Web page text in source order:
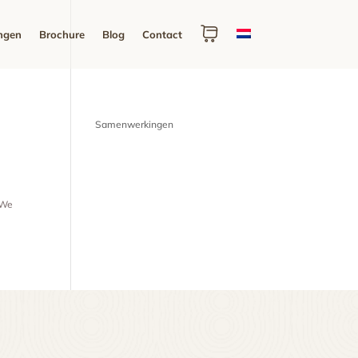
Brochure Blog Contact
Samenwerkingen